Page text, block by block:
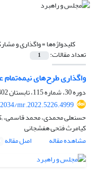
کلیدواژه‌ها =واگذاری‌ و
تعداد مقالات: 1
واگذاری طرح‌های نیمه‌تمام
دوره 30، شماره 115، تابستان 1402، صفحه
mr.2022.5226.4999
حسنعلی محمدی، محمد قاسمی،
کیامرث فتحی هفشجانی
مشاهده مقاله
اصل مقاله